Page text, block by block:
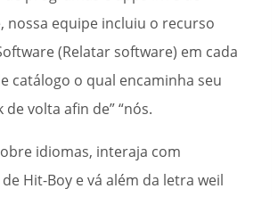
nossa equipe incluiu o recurso
(Relatar software) em cada
catálogo o qual encaminha seu
de volta afin de” “nós.
idiomas, interaja com
Hit-Boy e vá além da letra weil